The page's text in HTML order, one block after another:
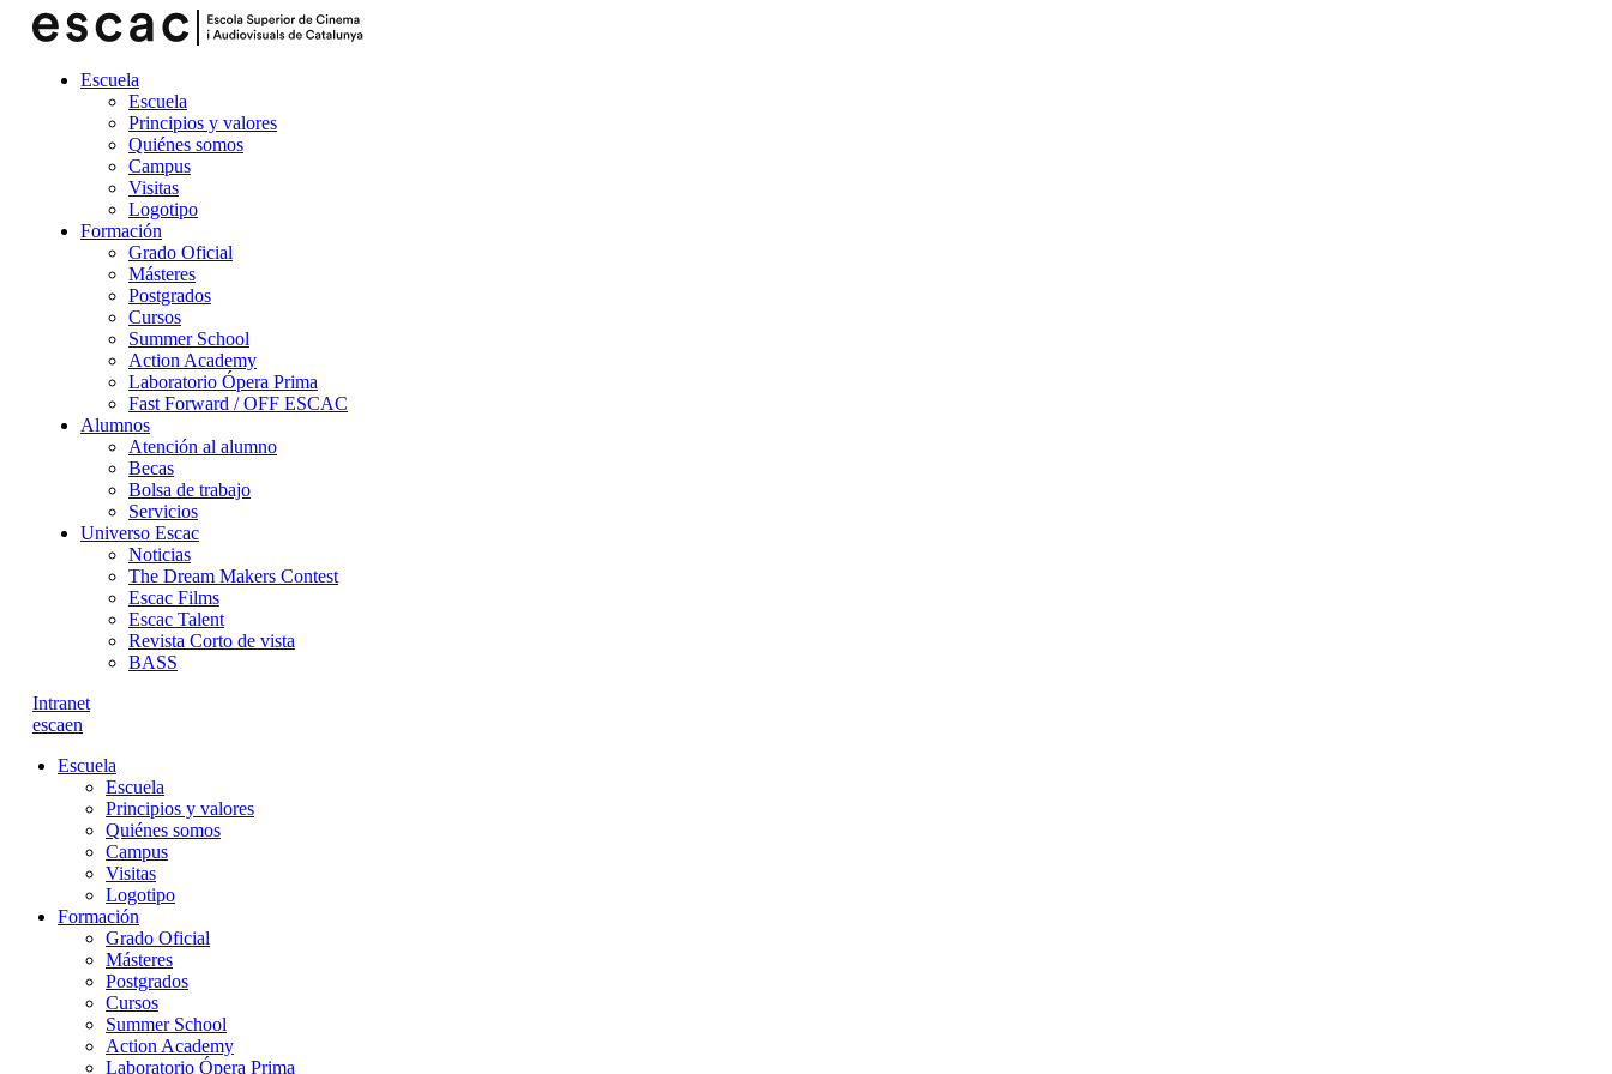
Escuela
Escuela
Principios y valores
Quiénes somos
Campus
Visitas
Logotipo
Formación
Grado Oficial
Másteres
Postgrados
Cursos
Summer School
Action Academy
Laboratorio Ópera Prima
Fast Forward / OFF ESCAC
Alumnos
Atención al alumno
Becas
Bolsa de trabajo
Servicios
Universo Escac
Noticias
The Dream Makers Contest
Escac Films
Escac Talent
Revista Corto de vista
BASS
Intranet
escaen
Escuela
Escuela
Principios y valores
Quiénes somos
Campus
Visitas
Logotipo
Formación
Grado Oficial
Másteres
Postgrados
Cursos
Summer School
Action Academy
Laboratorio Ópera Prima